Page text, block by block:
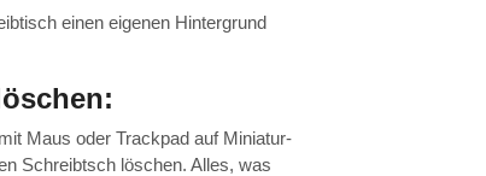
einen eigenen Hintergrund
Maus oder Trackpad auf Miniatur-
Schreibtsch löschen. Alles, was